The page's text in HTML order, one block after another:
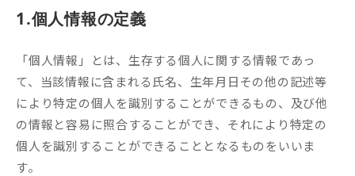
1.個人情報の定義
「個人情報」とは、生存する個人に関する情報であっ
て、当該情報に含まれる氏名、生年月日その他の記述等
により特定の個人を識別することができるもの、及び他
の情報と容易に照合することができ、それにより特定の
個人を識別することができることとなるものをいいま
す。